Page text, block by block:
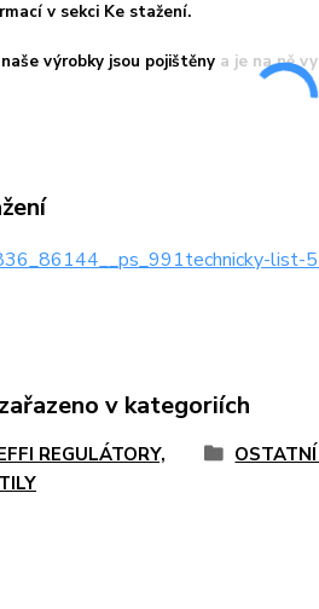
v sekci Ke stažení.
výrobky jsou pojištěny a je na ně
list-
v kategoriích
REGULÁTORY,